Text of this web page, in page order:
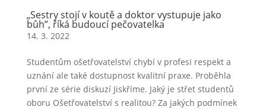
„Sestry stojí v koutě a doktor vystupuje jako
bůh”, říká budoucí pečovatelka
14. 3. 2022
Studentům ošetřovatelství chybí v profesi respekt a
uznání ale také dostupnost kvalitní praxe. Proběhla
první ze série diskuzí Jiskříme. Jaký je střet studentů
oboru Ošetřovatelství s realitou? Za jakých podmínek